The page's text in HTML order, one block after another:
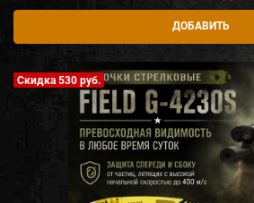
ДОБАВИТЬ
Скидка 530 руб.